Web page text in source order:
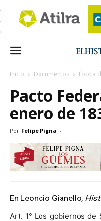
Inicio Documentos Época
Pacto
enero de
Por Felipe Pigna -
En Leoncio Gianello,
Art. 1° Los gobiernos de